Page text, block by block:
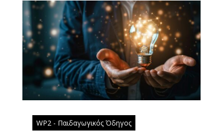
WP2 - Παιδαγωγικός Όδηγος